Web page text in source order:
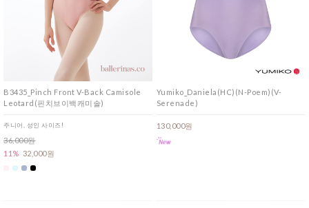
B3435_Pinch Front V-Back Camisole
Leotard(핀치브이백캐미솔)
주니어, 성인 사이즈!
36,000원
11% 32,000원
Yumiko_Daniela(HC)(N-Poem)(V-
Serenade)
130,000원